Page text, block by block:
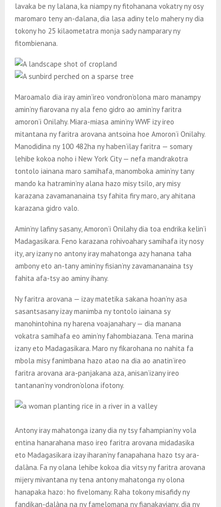
lavaka be ny lalana, ka niampy ny fitohanana vokatry ny osy
maromaro teny an-dalana, dia lasa adiny telo mahery ny dia
tokony ho 25 kilaometatra monja sady namparary ny
fitombienana.
Maroamalo dia iray amin’ireo vondron’olona maro manampy
amin’ny fiarovana ny ala feno gidro ao amin’ny faritra
amoron’i Onilahy. Miara-miasa amin’ny WWF izy ireo
mitantana ny faritra arovana antsoina hoe Amoron’i Onilahy.
Manodidina ny 100 482ha ny haben’ilay faritra — somary
lehibe kokoa noho i New York City — nefa mandrakotra
tontolo iainana maro samihafa, manomboka amin’ny tany
mando ka hatramin’ny alana hazo misy tsilo, ary misy
karazana zavamananaina tsy fahita firy maro, ary ahitana
karazana gidro valo.
Amin’ny lafiny sasany, Amoron’i Onilahy dia toa endrika kelin’i
Madagasikara. Feno karazana rohivoahary samihafa ity nosy
ity, ary izany no antony iray mahatonga azy hanana taha
ambony eto an-tany amin’ny fisian’ny zavamananaina tsy
fahita afa-tsy ao aminy ihany.
Ny faritra arovana — izay matetika sakana hoan’ny asa
sasantsasany izay manimba ny tontolo iainana sy
manohintohina ny harena voajanahary — dia manana
vokatra samihafa eo amin’ny fahombiazana. Tena marina
izany eto Madagasikara. Maro ny fikarohana no nahita fa
mbola misy fanimbana hazo atao na dia ao anatin’ireo
faritra arovana ara-panjakana aza, anisan’izany ireo
tantanan’ny vondron’olona ifotony.
Antony iray mahatonga izany dia ny tsy fahampian’ny vola
entina hanarahana maso ireo faritra arovana midadasika
eto Madagasikara izay iharan’ny fanapahana hazo tsy ara-
dalàna. Fa ny olana lehibe kokoa dia vitsy ny faritra arovana
mijery mivantana ny tena antony mahatonga ny olona
hanapaka hazo: ho fivelomany. Raha tokony misafidy ny
fandikan-dalàna na ny famelomana ny fianakaviany, dia ny